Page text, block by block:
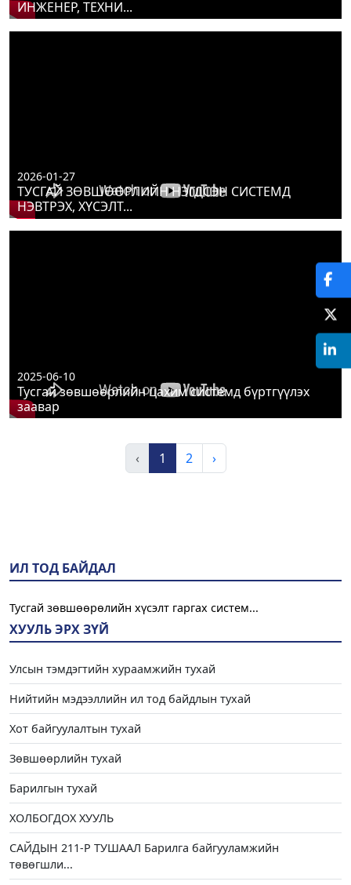
ИНЖЕНЕР, ТЕХНИ...
2026-01-27
ТУСГАЙ ЗӨВШӨӨРЛИЙН НЭГДСЭН СИСТЕМД
НЭВТРЭХ, ХҮСЭЛТ...
2025-06-10
Тусгай зөвшөөрлийн цахим системд бүртгүүлэх
заавар
‹ 1 2 ›
ИЛ ТОД БАЙДАЛ
Тусгай зөвшөөрөлийн хүсэлт гаргах систем...
ХУУЛЬ ЭРХ ЗҮЙ
Улсын тэмдэгтийн хураамжийн тухай
Нийтийн мэдээллийн ил тод байдлын тухай
Хот байгуулалтын тухай
Зөвшөөрлийн тухай
Барилгын тухай
ХОЛБОГДОХ ХУУЛЬ
САЙДЫН 211-Р ТУШААЛ Барилга байгууламжийн
төвөгшли...